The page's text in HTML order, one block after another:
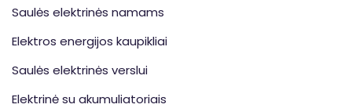
Saulės elektrinės namams
Elektros energijos kaupikliai
Saulės elektrinės verslui
Elektrinė su akumuliatoriais